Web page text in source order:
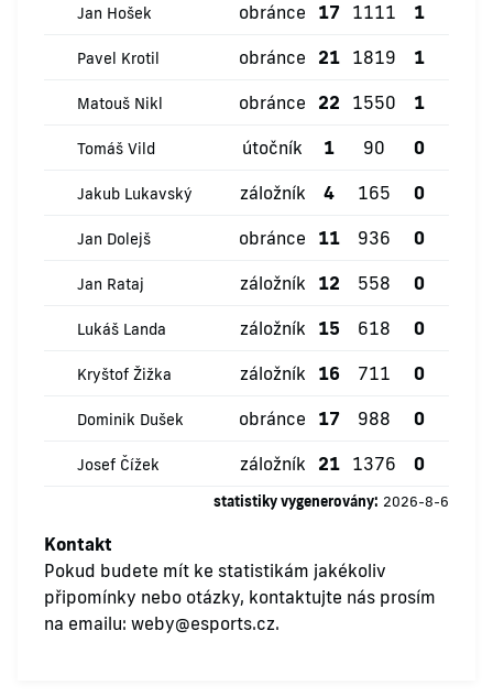
Jan Hošek obránce 17 1111 1
Pavel Krotil obránce 21 1819 1
Matouš Nikl obránce 22 1550 1
Tomáš Vild útočník 1 90 0
Jakub Lukavský záložník 4 165 0
Jan Dolejš obránce 11 936 0
Jan Rataj záložník 12 558 0
Lukáš Landa záložník 15 618 0
Kryštof Žižka záložník 16 711 0
Dominik Dušek obránce 17 988 0
Josef Čížek záložník 21 1376 0
statistiky vygenerovány: 2026-8-6
Kontakt
Pokud budete mít ke statistikám jakékoliv
připomínky nebo otázky, kontaktujte nás prosím
na emailu: weby@esports.cz.